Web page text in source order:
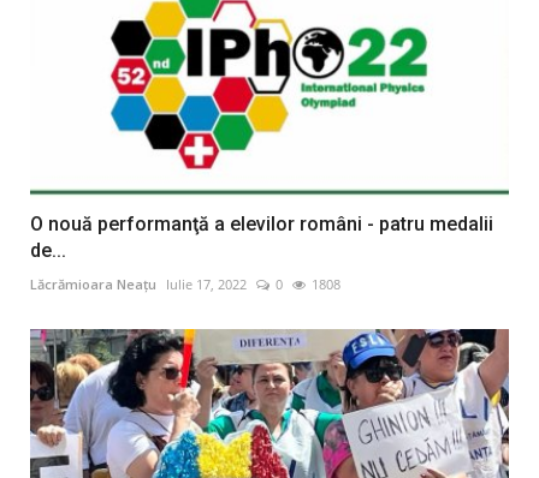
O nouă performanţă a elevilor români - patru medalii
de...
Lăcrămioara Neațu Iulie 17, 2022 0 1808